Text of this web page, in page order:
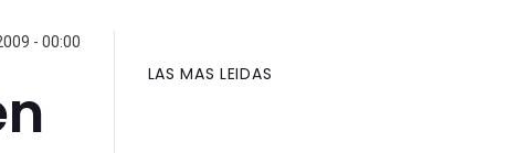
- 00:00
LAS MAS LEIDAS